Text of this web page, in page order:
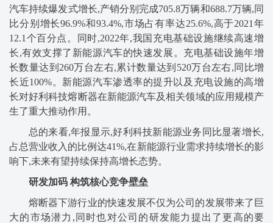
汽车持续爆发式增长,产销分别完成705.8万辆和688.7万辆,同
比分别增长96.9%和93.4%,市场占有率达25.6%,高于2021年
12.1个百分点。同时,2022年,我国充电基础设施继续高速增
长,有效支撑了新能源汽车的快速发展。充电基础设施年增
长数量达到260万台左右,累计数量达到520万台左右,同比增
长近100%。新能源汽车渗透率的提升以及充电设施的高增
长对好利科技熔断器在新能源汽车及相关领域的应用规模产
生了重大推动作用。
总的来看,年报显示,好利科技新能源业务同比显著增长,
占总营业收入的比例达41%,在新能源行业需求持续增长的影
响下,未来有望持续保持高增长态势。
研发加码 构筑核心竞争壁垒
熔断器下游行业的快速发展不仅为公司的发展带来了巨
大的市场潜力,同时也对公司的研发能力提出了更高的要